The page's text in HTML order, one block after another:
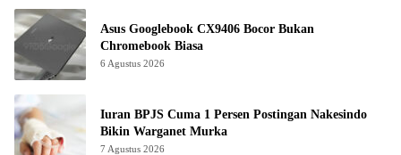
Asus Googlebook CX9406 Bocor Bukan
Chromebook Biasa
6 Agustus 2026
Iuran BPJS Cuma 1 Persen Postingan Nakesindo
Bikin Warganet Murka
7 Agustus 2026